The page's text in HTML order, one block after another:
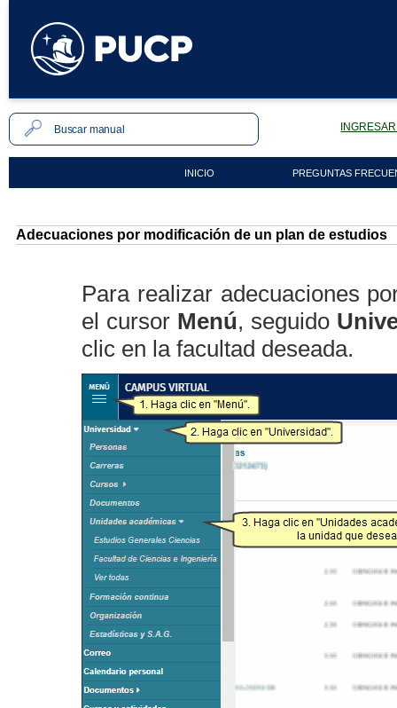
INICIO PREGUNTAS
Adecuaciones por modificación de un plan de estudios
Para realizar adecuaciones
el cursor Menú, seguido
clic en la facultad deseada.